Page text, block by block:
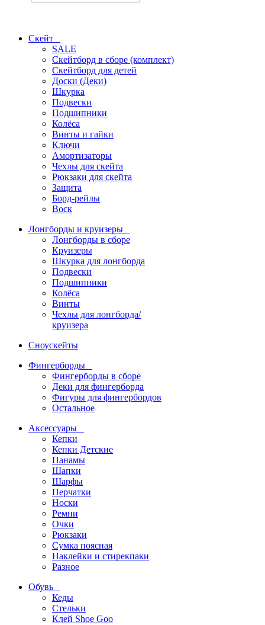
Скейт
SALE
Скейтборд в сборе (комплект)
Скейтборд для детей
Доски (Деки)
Шкурка
Подвески
Подшипники
Колёса
Винты и гайки
Ключи
Амортизаторы
Чехлы для скейта
Рюкзаки для скейта
Защита
Борд-рейлы
Воск
Лонгборды и круизеры
Лонгборды в сборе
Круизеры
Шкурка для лонгборда
Подвески
Подшипники
Колёса
Винты
Чехлы для лонгборда/
круизера
Сноускейты
Фингерборды
Фингерборды в сборе
Деки для фингерборда
Фигуры для фингербордов
Остальное
Аксессуары
Кепки
Кепки Детские
Панамы
Шапки
Шарфы
Перчатки
Носки
Ремни
Очки
Рюкзаки
Сумка поясная
Наклейки и стирекпаки
Разное
Обувь
Кеды
Стельки
Клей Shoe Goo